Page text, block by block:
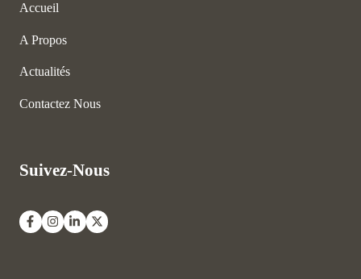
Accueil
A Propos
Actualités
Contactez Nous
Suivez-Nous